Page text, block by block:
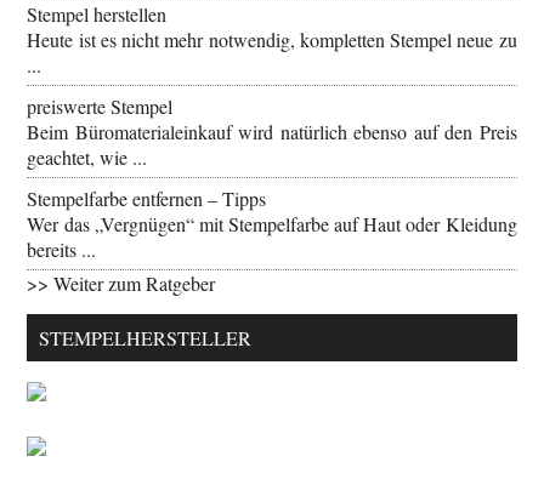
Stempel herstellen
Heute ist es nicht mehr notwendig, kompletten Stempel neue zu
...
preiswerte Stempel
Beim Büromaterialeinkauf wird natürlich ebenso auf den Preis
geachtet, wie ...
Stempelfarbe entfernen – Tipps
Wer das „Vergnügen“ mit Stempelfarbe auf Haut oder Kleidung
bereits ...
>> Weiter zum Ratgeber
STEMPELHERSTELLER